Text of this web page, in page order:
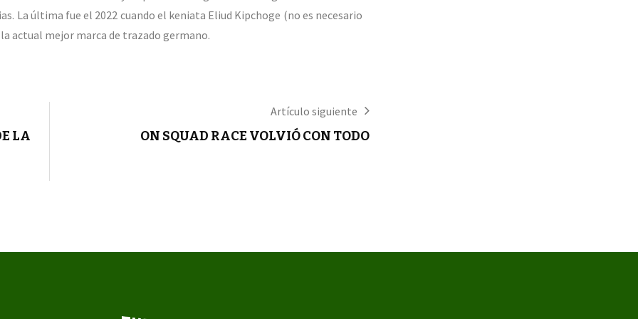
La última fue el 2022 cuando el keniata Eliud Kipchoge (no es necesario
actual mejor marca de trazado germano.
LA
Artículo siguiente
ON SQUAD RACE VOLVIÓ CON TODO